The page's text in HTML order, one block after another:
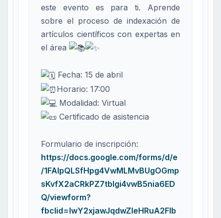
este evento es para ti. Aprende
sobre el proceso de indexación de
artículos científicos con expertas en
el área
Fecha: 15 de abril
Horario: 17:00
Modalidad: Virtual
Certificado de asistencia
Formulario de inscripción:
https://docs.google.com/forms/d/e
/1FAIpQLSfHpg4VwMLMvBUgOGmp
sKvfX2aCRkPZ7tblgi4vwB5nia6ED
Q/viewform?
fbclid=IwY2xjawJqdwZleHRuA2Flb